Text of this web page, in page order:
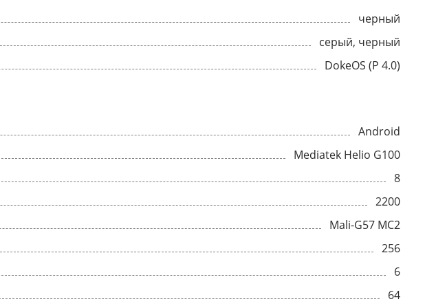
черный
серый, черный
DokeOS (P 4.0)
Android
Mediatek Helio G100
8
2200
Mali-G57 MC2
256
6
64